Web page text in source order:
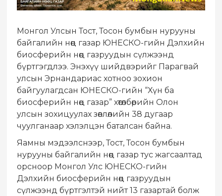
Монгол Улсын Тост, Тосон бумбын нурууны
байгалийн нөөц газар ЮНЕСКО-гийн Дэлхийн
биосферийн нөөц газруудын сүлжээнд
бүртгэгдлээ. Энэхүү шийдвэрийг Парагвай
улсын Эрнандариас хотноо зохион
байгуулагдсан ЮНЕСКО-гийн “Хүн ба
биосферийн нөөц газар” хөтөлбөрийн Олон
улсын зохицуулах зөвлөлийн 38 дугаар
чуулганаар хэлэлцэн баталсан байна.
Яамны мэдээлснээр, Тост, Тосон бумбын
нурууны байгалийн нөөц газар тус жагсаалтад
орсноор Монгол Улс ЮНЕСКО-гийн
Дэлхийн биосферийн нөөц газруудын
сүлжээнд бүртгэлтэй нийт 13 газартай болж